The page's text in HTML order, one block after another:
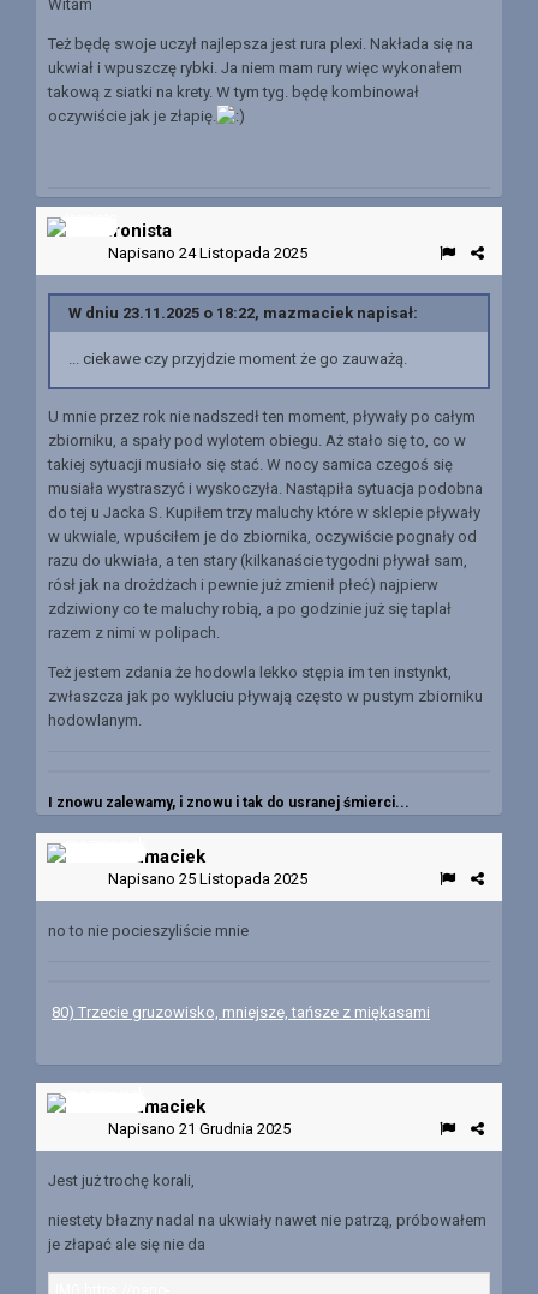
Witam
Też będę swoje uczył najlepsza jest rura plexi. Nakłada się na
ukwiał i wpuszczę rybki. Ja niem mam rury więc wykonałem
takową z siatki na krety. W tym tyg. będę kombinował
oczywiście jak je złapię.
Ironista
Napisano 24 Listopada 2025
W dniu 23.11.2025 o 18:22, mazmaciek napisał:
... ciekawe czy przyjdzie moment że go zauważą.
U mnie przez rok nie nadszedł ten moment, pływały po całym
zbiorniku, a spały pod wylotem obiegu. Aż stało się to, co w
takiej sytuacji musiało się stać. W nocy samica czegoś się
musiała wystraszyć i wyskoczyła. Nastąpiła sytuacja podobna
do tej u Jacka S. Kupiłem trzy maluchy które w sklepie pływały
w ukwiale, wpuściłem je do zbiornika, oczywiście pognały od
razu do ukwiała, a ten stary (kilkanaście tygodni pływał sam,
rósł jak na drożdżach i pewnie już zmienił płeć) najpierw
zdziwiony co te maluchy robią, a po godzinie już się taplał
razem z nimi w polipach.
Też jestem zdania że hodowla lekko stępia im ten instynkt,
zwłaszcza jak po wykluciu pływają często w pustym zbiorniku
hodowlanym.
I znowu zalewamy, i znowu i tak do usranej śmierci...
mazmaciek
Napisano 25 Listopada 2025
no to nie pocieszyliście mnie
80) Trzecie gruzowisko, mniejsze, tańsze z miękasami
mazmaciek
Napisano 21 Grudnia 2025
Jest już trochę korali,
niestety błazny nadal na ukwiały nawet nie patrzą, próbowałem
je złapać ale się nie da